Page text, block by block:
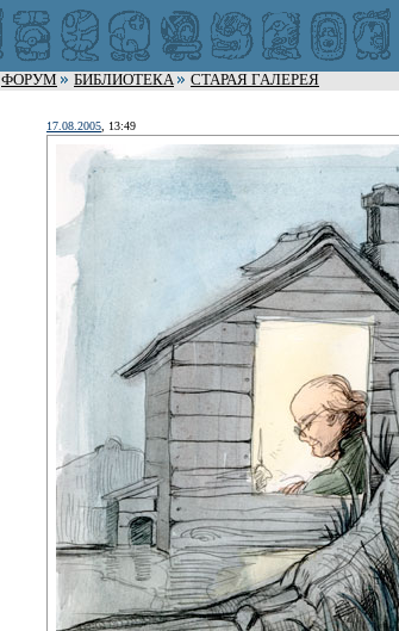
ФОРУМ БИБЛИОТЕКА
СТАРАЯ ГАЛЕРЕЯ
17.08.2005 , 13:49